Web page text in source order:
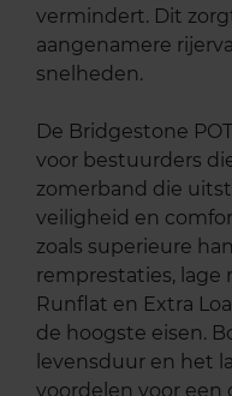
vermindert. Dit
aangenamere
snelheden.
De Bridgestone
voor bestuurders
zomerband die
veiligheid en
zoals superieure
remprestaties, lage
Runflat en Extra
de hoogste eisen.
levensduur en het
voordelen voor een